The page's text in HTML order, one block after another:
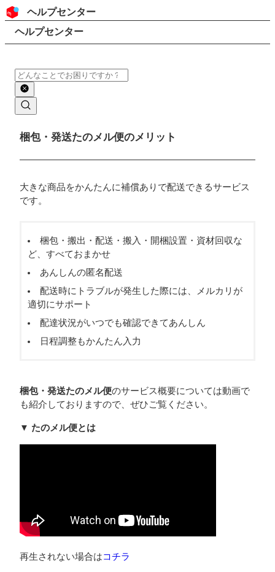
コンテンツにスキップ
ヘッダー
ヘルプセンター
検索
パンくずリスト
ヘルプセンター
検索
メインコンテンツ
梱包・発送たのメル便のメリット
大きな商品をかんたんに補償ありで配送できるサービス
です。
梱包・搬出・配送・搬入・開梱設置・資材回収な
ど、すべておまかせ
あんしんの匿名配送
配送時にトラブルが発生した際には、メルカリが
適切にサポート
配達状況がいつでも確認できてあんしん
日程調整もかんたん入力
梱包・発送たのメル便のサービス概要については動画で
も紹介しておりますので、ぜひご覧ください。
▼ たのメル便とは
再生されない場合はコチラ